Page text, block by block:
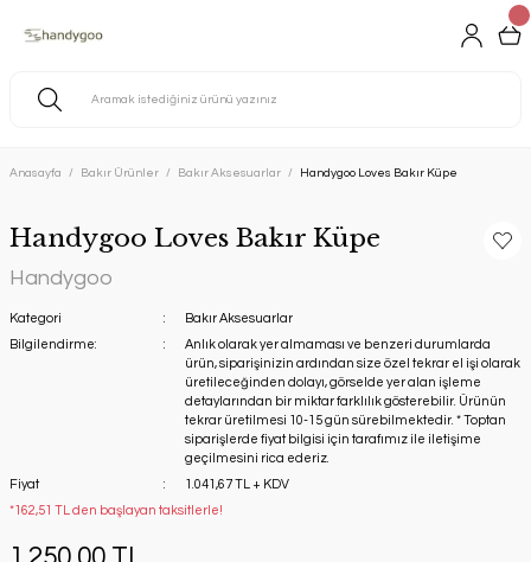
Anasayfa Bakır Ürünler Bakır Aksesuarlar Handygoo Loves Bakır Küpe
Handygoo Loves Bakır Küpe
Handygoo
Kategori
Bakır Aksesuarlar
Bilgilendirme:
Anlık olarak yer almaması ve benzeri durumlarda
ürün, siparişinizin ardından size özel tekrar el işi olarak
üretileceğinden dolayı, görselde yer alan işleme
detaylarından bir miktar farklılık gösterebilir. Ürünün
tekrar üretilmesi 10-15 gün sürebilmektedir. * Toptan
siparişlerde fiyat bilgisi için tarafımız ile iletişime
geçilmesini rica ederiz.
Fiyat
1.041,67 TL + KDV
*162,51 TL den başlayan taksitlerle!